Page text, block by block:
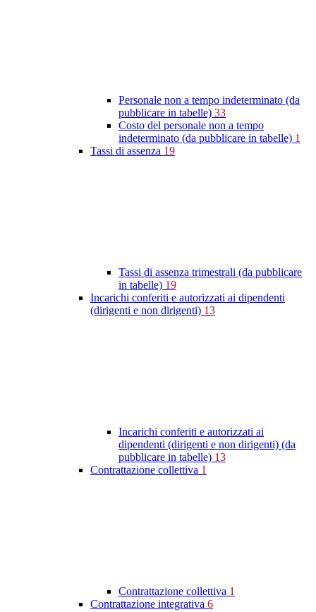
Personale non a tempo indeterminato (da
pubblicare in tabelle) 33
Costo del personale non a tempo
indeterminato (da pubblicare in tabelle) 1
Tassi di assenza 19
Tassi di assenza trimestrali (da pubblicare
in tabelle) 19
Incarichi conferiti e autorizzati ai dipendenti
(dirigenti e non dirigenti) 13
Incarichi conferiti e autorizzati ai
dipendenti (dirigenti e non dirigenti) (da
pubblicare in tabelle) 13
Contrattazione collettiva 1
Contrattazione collettiva 1
Contrattazione integrativa 6